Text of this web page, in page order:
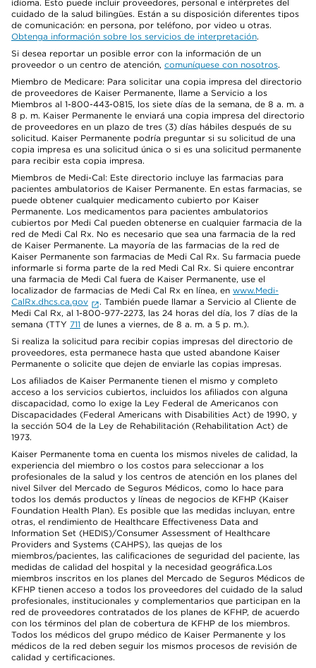
idioma. Esto puede incluir proveedores, personal e intérpretes del
cuidado de la salud bilingües. Están a su disposición diferentes tipos
de comunicación: en persona, por teléfono, por video u otras.
Obtenga información sobre los servicios de interpretación.
Si desea reportar un posible error con la información de un
proveedor o un centro de atención, comuníquese con nosotros.
Miembro de Medicare: Para solicitar una copia impresa del directorio
de proveedores de Kaiser Permanente, llame a Servicio a los
Miembros al 1-800-443-0815, los siete días de la semana, de 8 a. m. a
8 p. m. Kaiser Permanente le enviará una copia impresa del directorio
de proveedores en un plazo de tres (3) días hábiles después de su
solicitud. Kaiser Permanente podría preguntar si su solicitud de una
copia impresa es una solicitud única o si es una solicitud permanente
para recibir esta copia impresa.
Miembros de Medi-Cal: Este directorio incluye las farmacias para
pacientes ambulatorios de Kaiser Permanente. En estas farmacias, se
puede obtener cualquier medicamento cubierto por Kaiser
Permanente. Los medicamentos para pacientes ambulatorios
cubiertos por Medi Cal pueden obtenerse en cualquier farmacia de la
red de Medi Cal Rx. No es necesario que sea una farmacia de la red
de Kaiser Permanente. La mayoría de las farmacias de la red de
Kaiser Permanente son farmacias de Medi Cal Rx. Su farmacia puede
informarle si forma parte de la red Medi Cal Rx. Si quiere encontrar
una farmacia de Medi Cal fuera de Kaiser Permanente, use el
localizador de farmacias de Medi Cal Rx en línea, en www.Medi-
CalRx.dhcs.ca.gov
. También puede llamar a Servicio al Cliente de
Medi Cal Rx, al 1-800-977-2273, las 24 horas del día, los 7 días de la
semana (TTY 711 de lunes a viernes, de 8 a. m. a 5 p. m.).
Si realiza la solicitud para recibir copias impresas del directorio de
proveedores, esta permanece hasta que usted abandone Kaiser
Permanente o solicite que dejen de enviarle las copias impresas.
Los afiliados de Kaiser Permanente tienen el mismo y completo
acceso a los servicios cubiertos, incluidos los afiliados con alguna
discapacidad, como lo exige la Ley Federal de Americanos con
Discapacidades (Federal Americans with Disabilities Act) de 1990, y
la sección 504 de la Ley de Rehabilitación (Rehabilitation Act) de
1973.
Kaiser Permanente toma en cuenta los mismos niveles de calidad, la
experiencia del miembro o los costos para seleccionar a los
profesionales de la salud y los centros de atención en los planes del
nivel Silver del Mercado de Seguros Médicos, como lo hace para
todos los demás productos y líneas de negocios de KFHP (Kaiser
Foundation Health Plan). Es posible que las medidas incluyan, entre
otras, el rendimiento de Healthcare Effectiveness Data and
Information Set (HEDIS)/Consumer Assessment of Healthcare
Providers and Systems (CAHPS), las quejas de los
miembros/pacientes, las calificaciones de seguridad del paciente, las
medidas de calidad del hospital y la necesidad geográfica.Los
miembros inscritos en los planes del Mercado de Seguros Médicos de
KFHP tienen acceso a todos los proveedores del cuidado de la salud
profesionales, institucionales y complementarios que participan en la
red de proveedores contratados de los planes de KFHP, de acuerdo
con los términos del plan de cobertura de KFHP de los miembros.
Todos los médicos del grupo médico de Kaiser Permanente y los
médicos de la red deben seguir los mismos procesos de revisión de
calidad y certificaciones.